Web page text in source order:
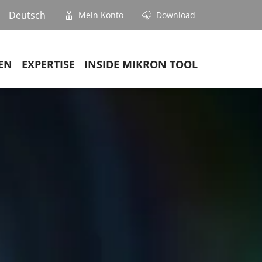
Deutsch Mein Konto Download
EXPERTISE INSIDE MIKRON TOOL